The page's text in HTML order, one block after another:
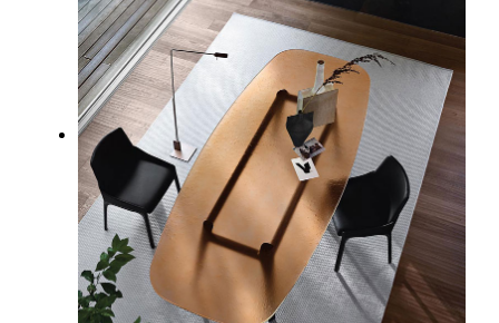
关于我们
产品中心
新闻动态